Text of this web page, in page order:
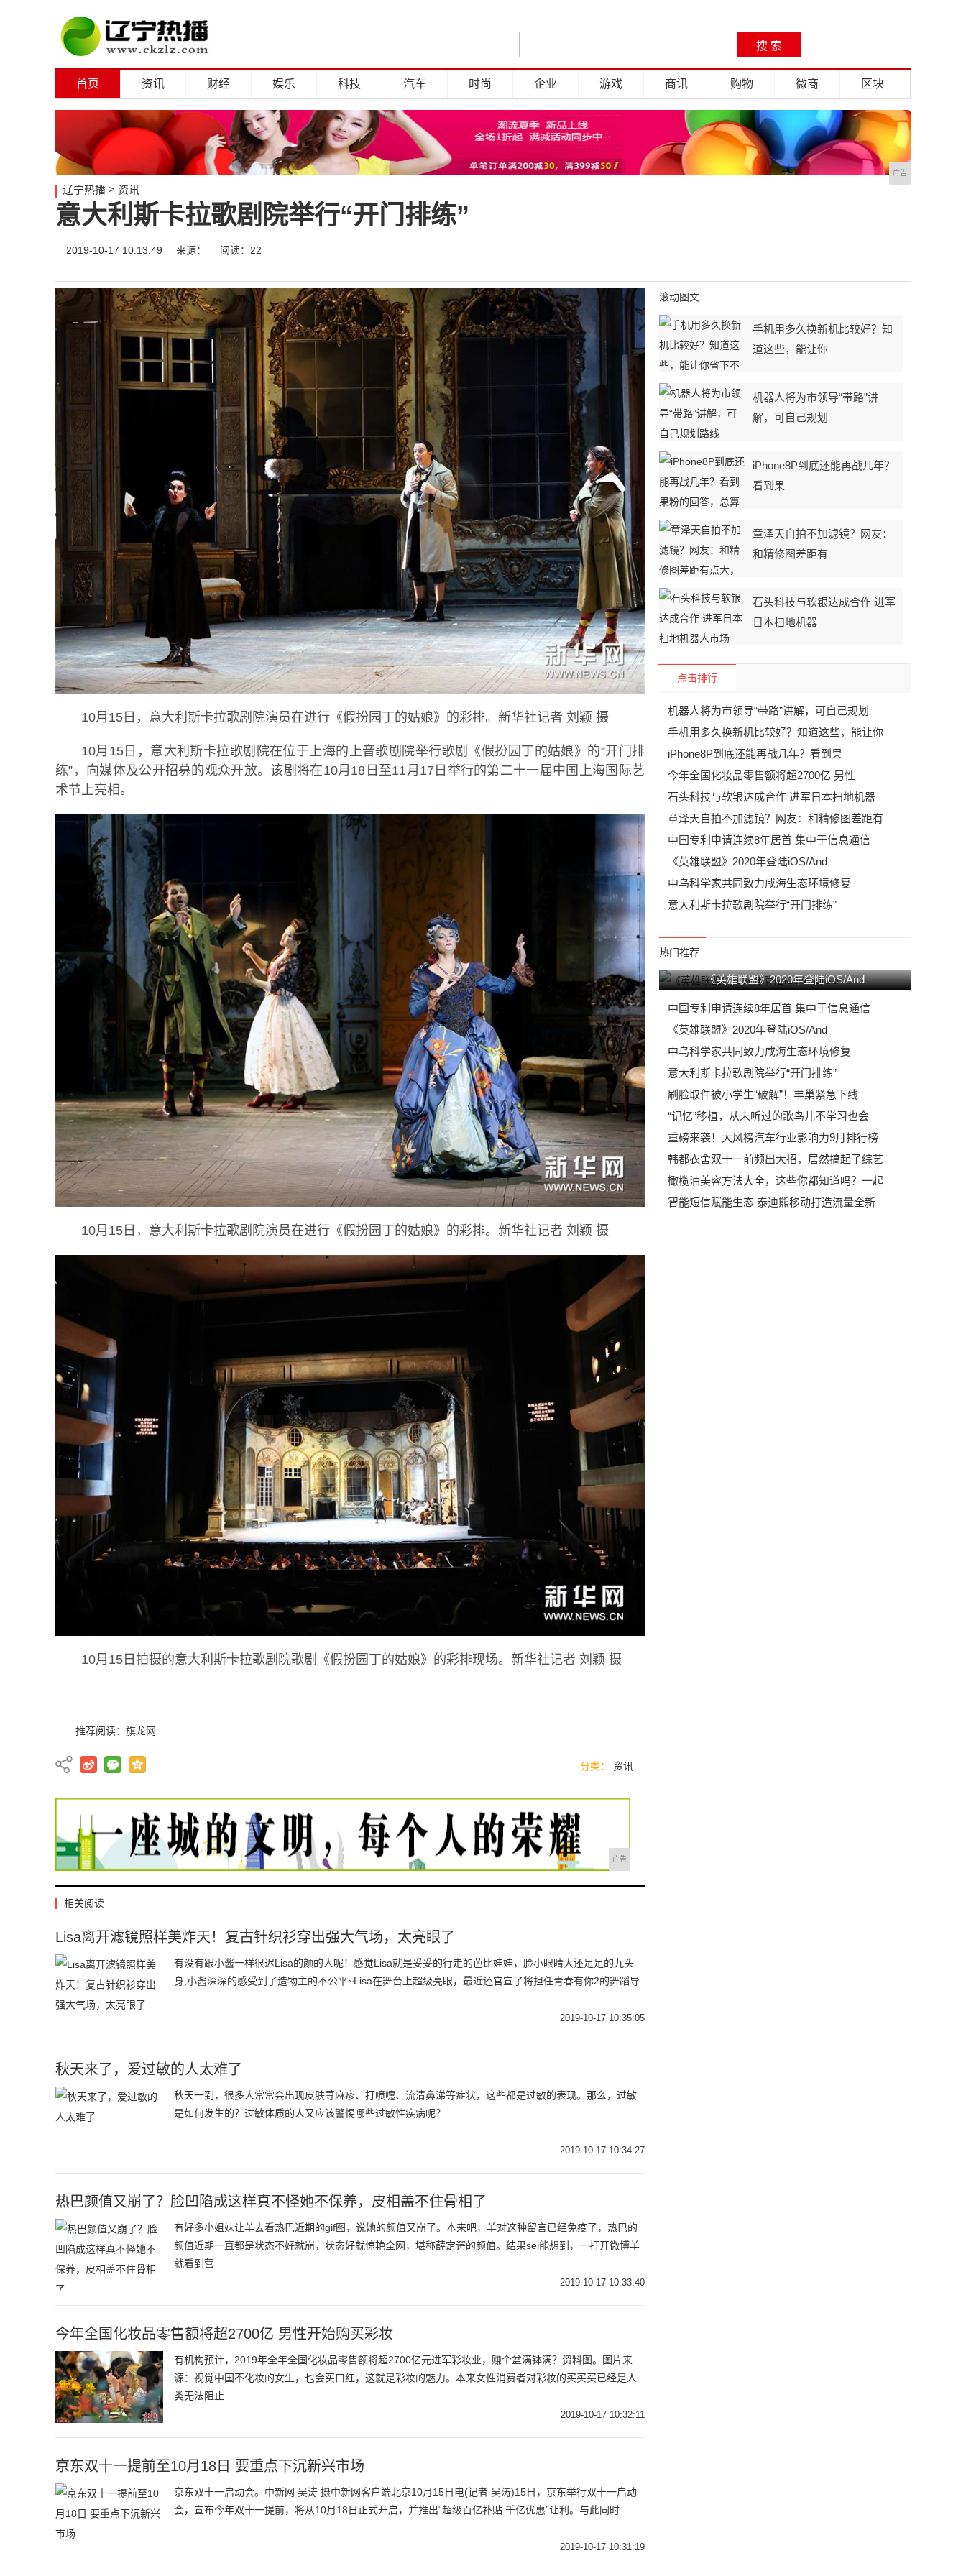
首页 资讯 财经 娱乐 科技 汽车 时尚 企业 游戏 商讯 购物 微商 区块
广告
辽宁热播 > 资讯
意大利斯卡拉歌剧院举行“开门排练”
2019-10-17 10:13:49 来源： 阅读：22
10月15日，意大利斯卡拉歌剧院演员在进行《假扮园丁的姑娘》的彩排。新华社记者 刘颖 摄
10月15日，意大利斯卡拉歌剧院在位于上海的上音歌剧院举行歌剧《假扮园丁的姑娘》的“开门排
练”，向媒体及公开招募的观众开放。该剧将在10月18日至11月17日举行的第二十一届中国上海国际艺
术节上亮相。
10月15日，意大利斯卡拉歌剧院演员在进行《假扮园丁的姑娘》的彩排。新华社记者 刘颖 摄
10月15日拍摄的意大利斯卡拉歌剧院歌剧《假扮园丁的姑娘》的彩排现场。新华社记者 刘颖 摄
推荐阅读： 旗龙网
分类： 资讯
广告
相关阅读
Lisa离开滤镜照样美炸天！复古针织衫穿出强大气场，太亮眼了
有没有跟小酱一样很迟Lisa的颜的人呢！感觉Lisa就是妥妥的行走的芭比娃娃，脸小眼睛大还足足的九头
身,小酱深深的感受到了造物主的不公平~Lisa在舞台上超级亮眼，最近还官宣了将担任青春有你2的舞蹈导
2019-10-17 10:35:05
秋天来了，爱过敏的人太难了
秋天一到，很多人常常会出现皮肤荨麻疹、打喷嚏、流清鼻涕等症状，这些都是过敏的表现。那么，过敏
是如何发生的？过敏体质的人又应该警惕哪些过敏性疾病呢？
2019-10-17 10:34:27
热巴颜值又崩了？脸凹陷成这样真不怪她不保养，皮相盖不住骨相了
有好多小姐妹让羊去看热巴近期的gif图，说她的颜值又崩了。本来吧，羊对这种留言已经免疫了，热巴的
颜值近期一直都是状态不好就崩，状态好就惊艳全网，堪称薛定谔的颜值。结果sei能想到，一打开微博羊
就看到营
2019-10-17 10:33:40
今年全国化妆品零售额将超2700亿 男性开始购买彩妆
有机构预计，2019年全年全国化妆品零售额将超2700亿元进军彩妆业，赚个盆满钵满？资料图。图片来
源：视觉中国不化妆的女生，也会买口红，这就是彩妆的魅力。本来女性消费者对彩妆的买买买已经是人
类无法阻止
2019-10-17 10:32:11
京东双十一提前至10月18日 要重点下沉新兴市场
京东双十一启动会。中新网 吴涛 摄中新网客户端北京10月15日电(记者 吴涛)15日，京东举行双十一启动
会，宣布今年双十一提前，将从10月18日正式开启，并推出“超级百亿补贴 千亿优惠”让利。与此同时
2019-10-17 10:31:19
滚动图文
手机用多久换新机比较好？知
道这些，能让你
机器人将为市领导“带路”讲
解，可自己规划
iPhone8P到底还能再战几年？
看到果
章泽天自拍不加滤镜？网友：
和精修图差距有
石头科技与软银达成合作 进军
日本扫地机器
点击排行
机器人将为市领导“带路”讲解，可自己规划
手机用多久换新机比较好？知道这些，能让你
iPhone8P到底还能再战几年？看到果
今年全国化妆品零售额将超2700亿 男性
石头科技与软银达成合作 进军日本扫地机器
章泽天自拍不加滤镜？网友：和精修图差距有
中国专利申请连续8年居首 集中于信息通信
《英雄联盟》2020年登陆iOS/And
中乌科学家共同致力咸海生态环境修复
意大利斯卡拉歌剧院举行“开门排练”
热门推荐
《英雄联盟》2020年登陆iOS/And
中国专利申请连续8年居首 集中于信息通信
《英雄联盟》2020年登陆iOS/And
中乌科学家共同致力咸海生态环境修复
意大利斯卡拉歌剧院举行“开门排练”
刷脸取件被小学生“破解”！丰巢紧急下线
“记忆”移植，从未听过的歌鸟儿不学习也会
重磅来袭！大风榜汽车行业影响力9月排行榜
韩都衣舍双十一前频出大招，居然搞起了综艺
橄榄油美容方法大全，这些你都知道吗？一起
智能短信赋能生态 泰迪熊移动打造流量全新